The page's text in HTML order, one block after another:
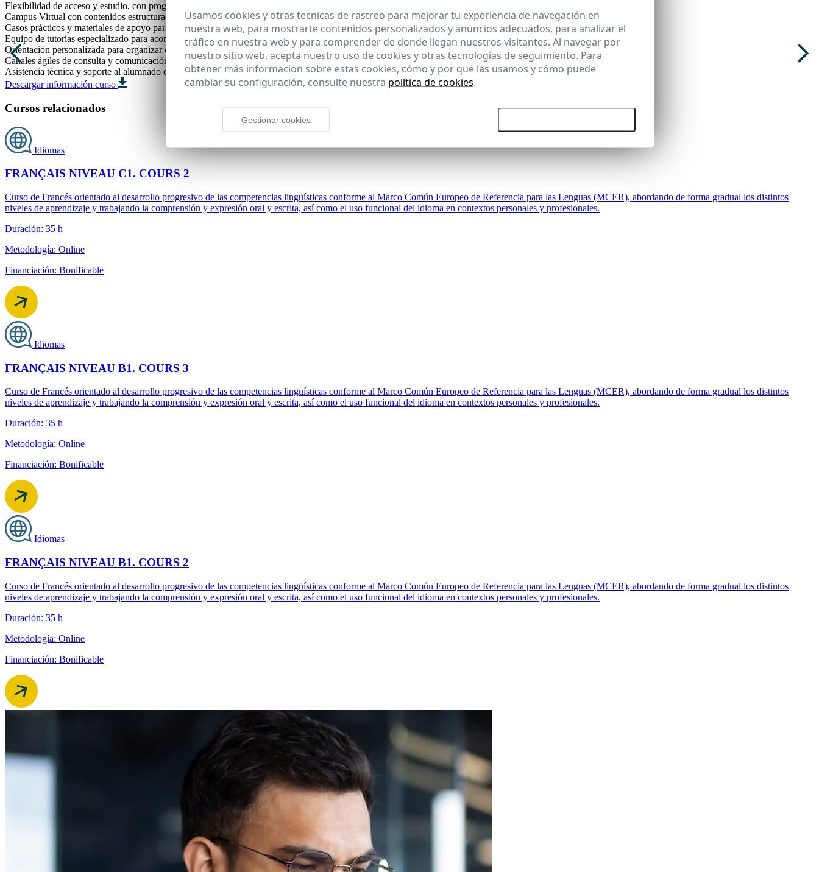
Flexibilidad de acceso y estudio, con progresión al ritmo individual.
Campus Virtual con contenidos estructurados, multimedia y evaluaciones integradas.
Casos prácticos y materiales de apoyo para transferencia al entorno profesional.
Equipo de tutorías especializado para acompañamiento académico continuado.
Orientación personalizada para organizar el estudio y mantener la continuidad.
Canales ágiles de consulta y comunicación con el equipo docente.
Asistencia técnica y soporte al alumnado durante toda la formación.
Descargar información curso
Cursos relacionados
Idiomas
FRANÇAIS NIVEAU C1. COURS 2
Curso de Francés orientado al desarrollo progresivo de las competencias lingüísticas conforme al Marco Común Europeo de Referencia para las Lenguas (MCER), abordando de forma gradual los distintos
niveles de aprendizaje y trabajando la comprensión y expresión oral y escrita, así como el uso funcional del idioma en contextos personales y profesionales.
Duración: 35 h
Metodología: Online
Financiación: Bonificable
Idiomas
FRANÇAIS NIVEAU B1. COURS 3
Curso de Francés orientado al desarrollo progresivo de las competencias lingüísticas conforme al Marco Común Europeo de Referencia para las Lenguas (MCER), abordando de forma gradual los distintos
niveles de aprendizaje y trabajando la comprensión y expresión oral y escrita, así como el uso funcional del idioma en contextos personales y profesionales.
Duración: 35 h
Metodología: Online
Financiación: Bonificable
Idiomas
FRANÇAIS NIVEAU B1. COURS 2
Curso de Francés orientado al desarrollo progresivo de las competencias lingüísticas conforme al Marco Común Europeo de Referencia para las Lenguas (MCER), abordando de forma gradual los distintos
niveles de aprendizaje y trabajando la comprensión y expresión oral y escrita, así como el uso funcional del idioma en contextos personales y profesionales.
Duración: 35 h
Metodología: Online
Financiación: Bonificable
Usamos cookies y otras tecnicas de rastreo para mejorar tu experiencia de navegación en
nuestra web, para mostrarte contenidos personalizados y anuncios adecuados, para analizar el
tráfico en nuestra web y para comprender de donde llegan nuestros visitantes. Al navegar por
nuestro sitio web, acepta nuestro uso de cookies y otras tecnologías de seguimiento. Para
obtener más información sobre estas cookies, cómo y por qué las usamos y cómo puede
cambiar su configuración, consulte nuestra política de cookies.
Gestionar cookies